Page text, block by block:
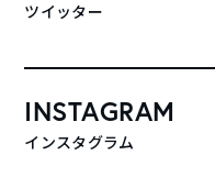
ツイッター
INSTAGRAM
インスタグラム